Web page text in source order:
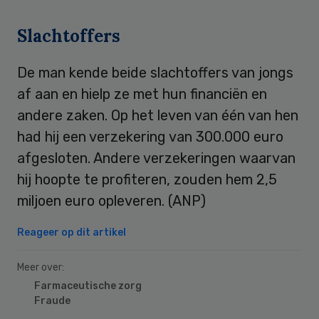
Slachtoffers
De man kende beide slachtoffers van jongs
af aan en hielp ze met hun financiën en
andere zaken. Op het leven van één van hen
had hij een verzekering van 300.000 euro
afgesloten. Andere verzekeringen waarvan
hij hoopte te profiteren, zouden hem 2,5
miljoen euro opleveren. (ANP)
Reageer op dit artikel
Meer over:
Farmaceutische zorg
Fraude